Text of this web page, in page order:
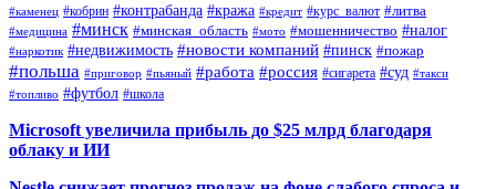
#каменец #кобрин #контрабанда #кража #кредит #курс_валют #литва
#медицина #минск #минская_область #мото #мошенничество #налог
#наркотик #недвижимость #новости компаний #пинск #пожар
#польша #приговор #пьяный #работа #россия #сигарета #суд #такси
#топливо #футбол #школа
Microsoft увеличила прибыль до $25 млрд благодаря
облаку и ИИ